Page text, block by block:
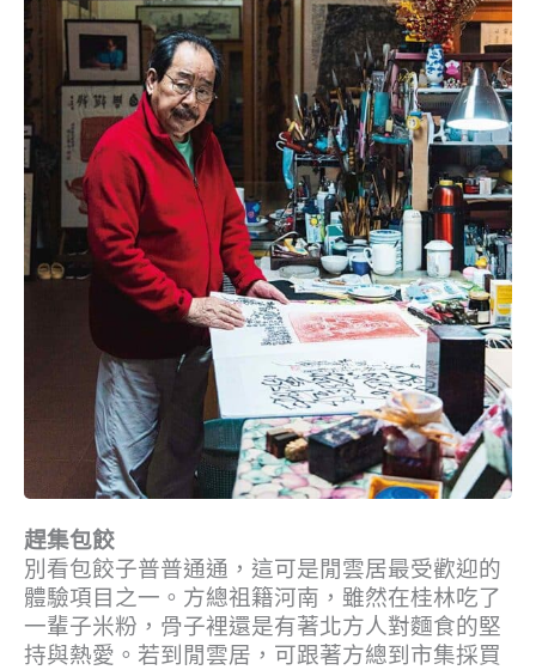
趕集包餃
別看包餃子普普通通，這可是閒雲居最受歡迎的
體驗項目之一。方總祖籍河南，雖然在桂林吃了
一輩子米粉，骨子裡還是有著北方人對麵食的堅
持與熱愛。若到閒雲居，可跟著方總到市集採買